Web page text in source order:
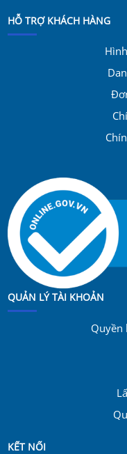
HỖ TRỢ KHÁCH HÀNG
QUẢN LÝ TÀI KHOẢN
Quyền
KẾT NỐI